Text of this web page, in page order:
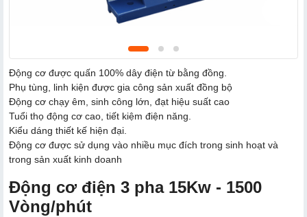
Động cơ được quấn 100% dây điện từ bằng đồng.
Phụ tùng, linh kiện được gia công sản xuất đồng bộ
Động cơ chạy êm, sinh công lớn, đạt hiệu suất cao
Tuổi thọ động cơ cao, tiết kiệm điện năng.
Kiểu dáng thiết kế hiện đại.
Động cơ được sử dụng vào nhiều mục đích trong sinh hoạt và
trong sản xuất kinh doanh
Động cơ điện 3 pha 15Kw - 1500
Vòng/phút